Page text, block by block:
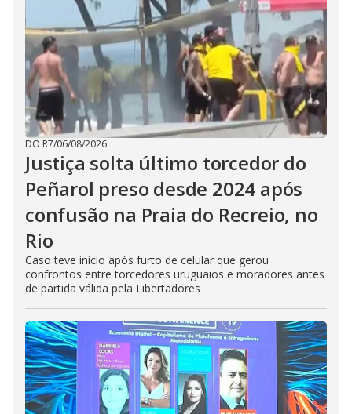
DO R7/06/08/2026
Justiça solta último torcedor do
Peñarol preso desde 2024 após
confusão na Praia do Recreio, no
Rio
Caso teve início após furto de celular que gerou
confrontos entre torcedores uruguaios e moradores antes
de partida válida pela Libertadores